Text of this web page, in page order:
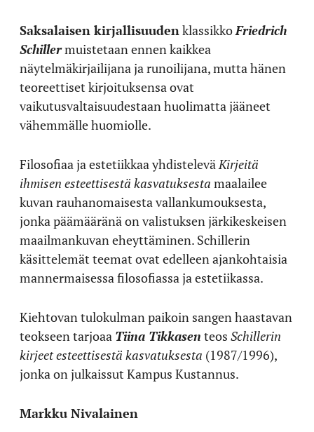
Saksalaisen kirjallisuuden klassikkoFriedrich
Schillermuistetaan ennen kaikkea
näytelmäkirjailijana ja runoilijana, mutta hänen
teoreettiset kirjoituksensa ovat
vaikutusvaltaisuudestaan huolimatta jääneet
vähemmälle huomiolle.
Filosofiaa ja estetiikkaa yhdistelevä Kirjeitä
ihmisen esteettisestä kasvatuksesta maalailee
kuvan rauhanomaisesta vallankumouksesta,
jonka päämääränä on valistuksen järkikeskeisen
maailmankuvan eheyttäminen. Schillerin
käsittelemät teemat ovat edelleen ajankohtaisia
mannermaisessa filosofiassa ja estetiikassa.
Kiehtovan tulokulman paikoin sangen haastavan
teokseen tarjoaa Tiina Tikkasen teos Schillerin
kirjeet esteettisestä kasvatuksesta (1987/1996),
jonka on julkaissut Kampus Kustannus.
Markku Nivalainen